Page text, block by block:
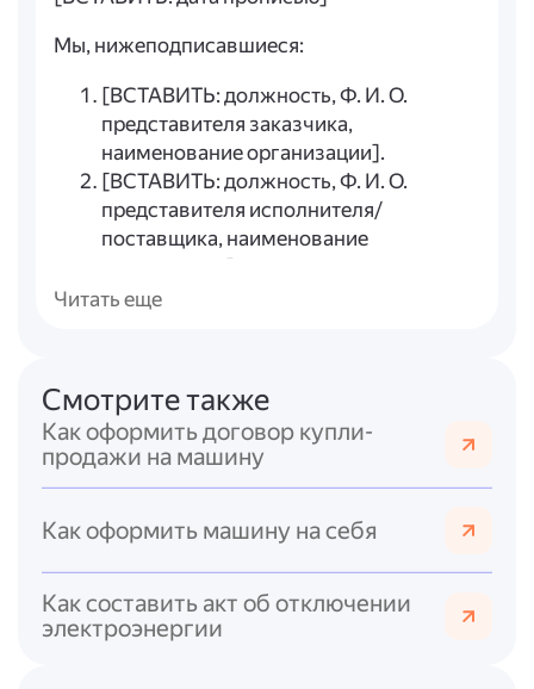
Мы, нижеподписавшиеся:
[ВСТАВИТЬ: должность, Ф. И. О.
представителя заказчика,
наименование организации].
[ВСТАВИТЬ: должность, Ф. И. О.
представителя исполнителя/
поставщика, наименование
организации].
[ВСТАВИТЬ: должности и Ф. И. О. иных
составили настоящий акт о
нижеследующем:
контракта на поставку и/или монтаж
оборудования:
Читать еще
Смотрите также
Как оформить договор купли-
продажи на машину
Как оформить машину на себя
Как составить акт об отключении
электроэнергии